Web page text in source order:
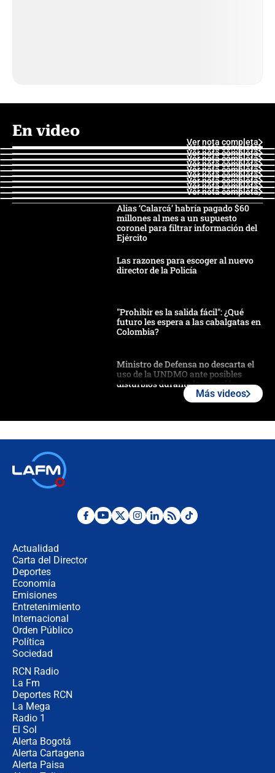
En video
Ver nota completa
Ver nota completa
Ver nota completa
Ver nota completa
Ver nota completa
Ver nota completa
Ver nota completa
Ver nota completa
Ver nota completa
Ver nota completa
Alias ‘Calarcá’ habría pagado $60
millones al mes a un supuesto
coronel para filtrar información del
Ejército
Las razones para escoger al nuevo
director de la Policía
"Prohibir es la salida fácil": ¿Qué
futuro les espera a las cabalgatas en
Colombia?
Ministro de Defensa no descarta el
uso de la UNDMO ante posibles
disturbios durante la posesión
Las seis de las 6 con Juan Lozano |
Más videos
Actualidad
Carta del Director
Deportes
Economía
Emisiones
Entretenimiento
Internacional
Orden Público
Política
Sociedad
RCN Radio
La Fm
Deportes RCN
La Mega
Radio 1
El Sol
Alerta Bogotá
Alerta Cartagena
Alerta Paisa